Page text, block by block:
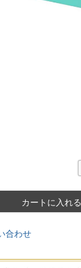
カートに入れる
合わせ